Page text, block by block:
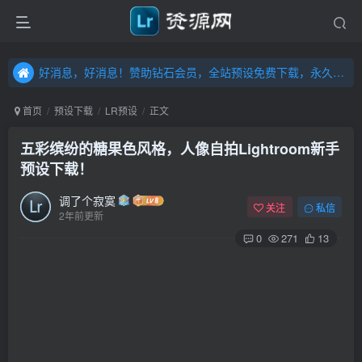
好消息，好消息！赞助钻石会员，全站预设免费下载，永久钻石会员，”送“万元超值资源，内容丰富，容量高达20T，不断更新！点击进入……
好消息，好消息！赞助钻石会员，全站预设免费下载，永久钻石会员，”送“万元超值资源，内容丰富，容量高达20T，不断更新！点击进入……
首页 预设下载 LR预设 正文
五彩缤纷的糖果色风格，人像自拍Lightroom新手
预设下载！
调了个寂寞
2年前更新
关注 私信
0 271 13